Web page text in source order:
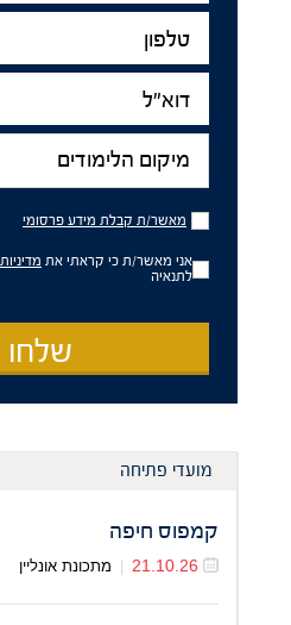
טלפון
דוא"ל
מיקום
הלימודים
מיקום הלימודים
מאשר/ת
קבלת
פרסומי
מאשר/ת קבלת מידע פרסומי
אני מאשר/ת כי קראתי את
לתנאיה
שלחו
מועדי פתיחה
קמפוס חיפה
21.10.26
| מתכונת אונליין